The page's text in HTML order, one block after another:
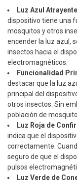
Luz Azul
dispositivo tiene una
mosquitos y otros
encender la luz azul,
insectos hacia el
electromagnéticos.
Funcionalidad
destacar que la luz
principal del
otros insectos. Sin
población de
Luz Roja de
indica que el
correctamente.
seguro de que el
pulsos
Luz Verde de